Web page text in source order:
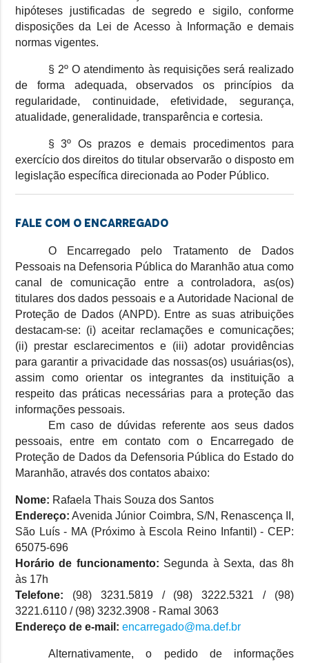
hipóteses justificadas de segredo e sigilo, conforme
disposições da Lei de Acesso à Informação e demais
normas vigentes.
§ 2º O atendimento às requisições será realizado
de forma adequada, observados os princípios da
regularidade, continuidade, efetividade, segurança,
atualidade, generalidade, transparência e cortesia.
§ 3º Os prazos e demais procedimentos para
exercício dos direitos do titular observarão o disposto em
legislação específica direcionada ao Poder Público.
Fale com o Encarregado
O Encarregado pelo Tratamento de Dados
Pessoais na Defensoria Pública do Maranhão atua como
canal de comunicação entre a controladora, as(os)
titulares dos dados pessoais e a Autoridade Nacional de
Proteção de Dados (ANPD). Entre as suas atribuições
destacam-se: (i) aceitar reclamações e comunicações;
(ii) prestar esclarecimentos e (iii) adotar providências
para garantir a privacidade das nossas(os) usuárias(os),
assim como orientar os integrantes da instituição a
respeito das práticas necessárias para a proteção das
informações pessoais.
Em caso de dúvidas referente aos seus dados
pessoais, entre em contato com o Encarregado de
Proteção de Dados da Defensoria Pública do Estado do
Maranhão, através dos contatos abaixo:
Nome: Rafaela Thais Souza dos Santos
Endereço: Avenida Júnior Coimbra, S/N, Renascença II,
São Luís - MA (Próximo à Escola Reino Infantil) - CEP:
65075-696
Horário de funcionamento: Segunda à Sexta, das 8h
às 17h
Telefone: (98) 3231.5819 / (98) 3222.5321 / (98)
3221.6110 / (98) 3232.3908 - Ramal 3063
Endereço de e-mail: encarregado@ma.def.br
Alternativamente, o pedido de informações